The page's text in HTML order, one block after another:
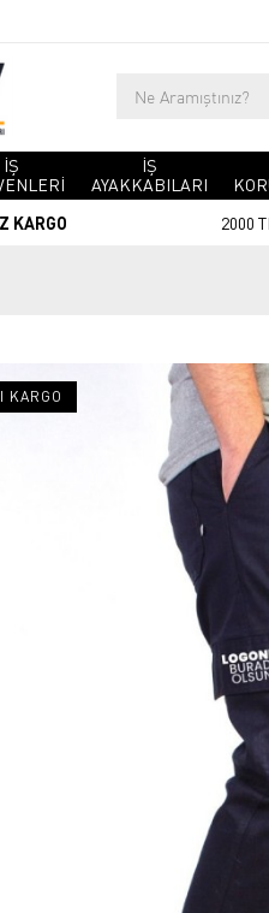
İŞ
İŞ
AYAKKABILARI
KARGO 2000
KARGO